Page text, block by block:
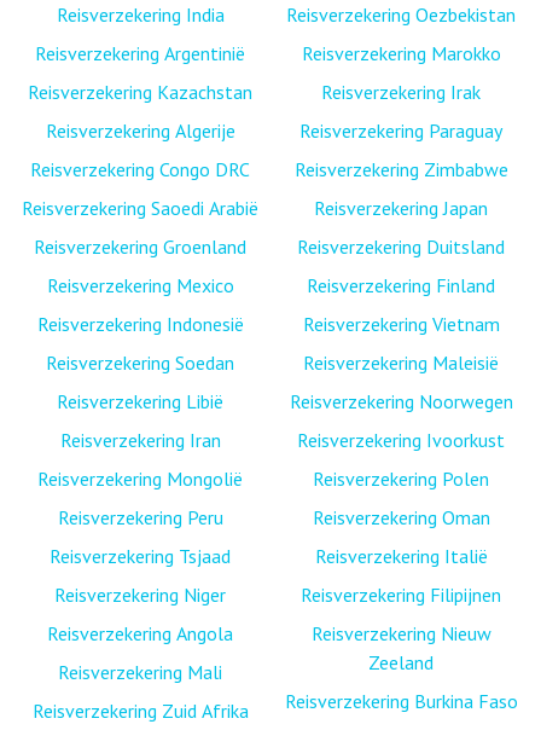
Reisverzekering India
Reisverzekering Argentinië
Reisverzekering Kazachstan
Reisverzekering Algerije
Reisverzekering Congo DRC
Reisverzekering Saoedi Arabië
Reisverzekering Groenland
Reisverzekering Mexico
Reisverzekering Indonesië
Reisverzekering Soedan
Reisverzekering Libië
Reisverzekering Iran
Reisverzekering Mongolië
Reisverzekering Peru
Reisverzekering Tsjaad
Reisverzekering Niger
Reisverzekering Angola
Reisverzekering Mali
Reisverzekering Zuid Afrika
Reisverzekering Oezbekistan
Reisverzekering Marokko
Reisverzekering Irak
Reisverzekering Paraguay
Reisverzekering Zimbabwe
Reisverzekering Japan
Reisverzekering Duitsland
Reisverzekering Finland
Reisverzekering Vietnam
Reisverzekering Maleisië
Reisverzekering Noorwegen
Reisverzekering Ivoorkust
Reisverzekering Polen
Reisverzekering Oman
Reisverzekering Italië
Reisverzekering Filipijnen
Reisverzekering Nieuw
Zeeland
Reisverzekering Burkina Faso